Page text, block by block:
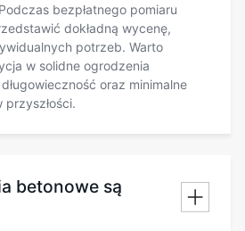
bezpłatnego pomiaru
dokładną wycenę,
potrzeb. Warto
w solidne ogrodzenia
oraz minimalne
betonowe są